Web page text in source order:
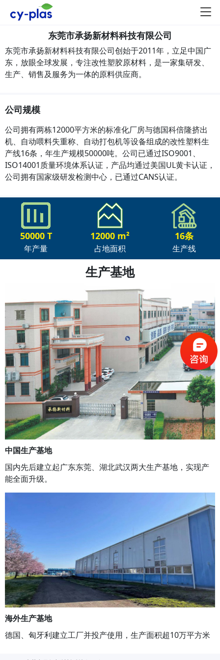
东莞市承扬新材料科技有限公司
东莞市承扬新材料科技有限公司创始于2011年，立足中国广
东，放眼全球发展，专注改性塑胶原材料，是一家集研发、
生产、销售及服务为一体的原料供应商。
公司规模
公司拥有两栋12000平方米的标准化厂房与德国科倍隆挤出
机、自动喂料失重称、自动打包机等设备组成的改性塑料生
产线16条，年生产规模50000吨。公司已通过ISO9001、
ISO14001质量环境体系认证，产品均通过美国UL黄卡认证，
公司拥有国家级研发检测中心，已通过CANS认证。
50000 T
年产量
12000 m²
占地面积
16条
生产线
生产基地
中国生产基地
国内先后建立起广东东莞、湖北武汉两大生产基地，实现产
能全面升级。
海外生产基地
德国、匈牙利建立工厂并投产使用，生产面积超10万平方米